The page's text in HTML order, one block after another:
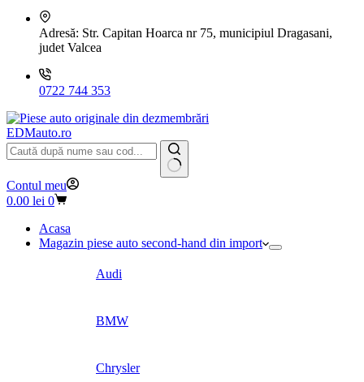
Adresă: Str. Capitan Hoarca nr 75, municipiul Dragasani,
judet Valcea
0722 744 353
EDMauto.ro
Niciun
rezultat
Contul meu
Coș
cumpărături
0.00 lei 0
Acasa
Magazin piese auto second-hand din import
Audi
BMW
Chrysler